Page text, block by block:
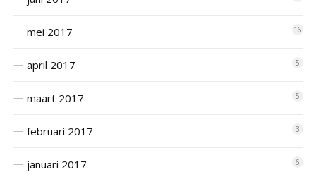
mei 2017 16
april 2017 5
maart 2017 5
februari 2017 3
januari 2017 6